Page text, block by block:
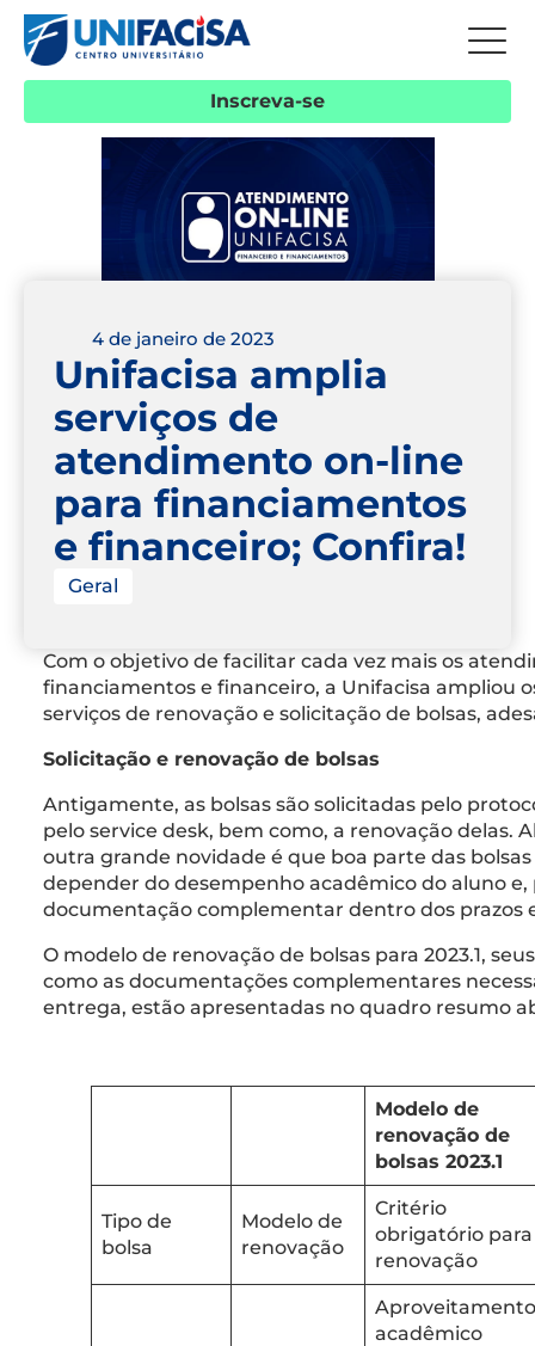
Inscreva-se
4 de janeiro de 2023
Unifacisa amplia
serviços de
atendimento on-line
para financiamentos
e financeiro; Confira!
Geral
Com o objetivo de facilitar cada vez mais os
financiamentos e financeiro, a Unifacisa ampliou
serviços de renovação e solicitação de bolsas,
Solicitação e renovação de bolsas
Antigamente, as bolsas são solicitadas pelo
pelo service desk, bem como, a renovação delas.
outra grande novidade é que boa parte das
depender do desempenho acadêmico do aluno
documentação complementar dentro dos prazos
O modelo de renovação de bolsas para 2023.1,
como as documentações complementares
entrega, estão apresentadas no quadro resumo
Modelo de
renovação de
bolsas 2023.1
Tipo de
bolsa
Modelo de
renovação
Critério
obrigatório para
renovação
Aproveitamento
acadêmico